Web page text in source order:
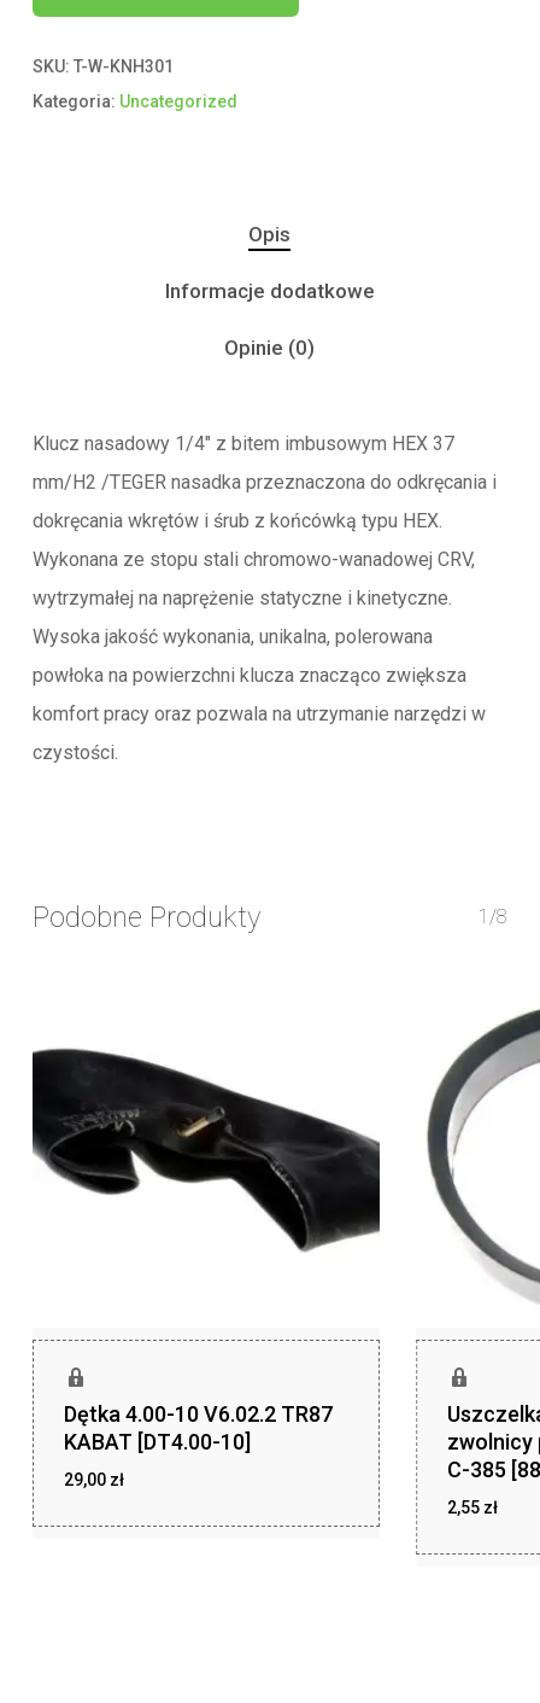
SKU: T-W-KNH301
Kategoria: Uncategorized
Opis
Informacje dodatkowe
Opinie (0)
Klucz nasadowy 1/4″ z bitem imbusowym HEX 37
mm/H2 /TEGER nasadka przeznaczona do odkręcania i
dokręcania wkrętów i śrub z końcówką typu HEX.
Wykonana ze stopu stali chromowo-wanadowej CRV,
wytrzymałej na naprężenie statyczne i kinetyczne.
Wysoka jakość wykonania, unikalna, polerowana
powłoka na powierzchni klucza znacząco zwiększa
komfort pracy oraz pozwala na utrzymanie narzędzi w
czystości.
Podobne Produkty 1/8
Dętka 4.00-10 V6.02.2 TR87
KABAT [DT4.00-10]
29,00 zł
zwolnicy
C-385
2,55 zł